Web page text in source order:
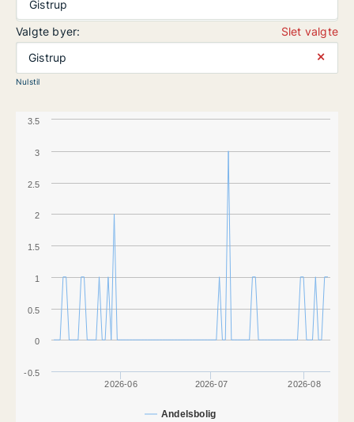
Gistrup
Valgte byer:
Slet valgte
Gistrup
⨯
Nulstil
Andelsbolig
2026-06 2026-07 2026-08
-0.5
0
0.5
1
1.5
2
2.5
3
3.5